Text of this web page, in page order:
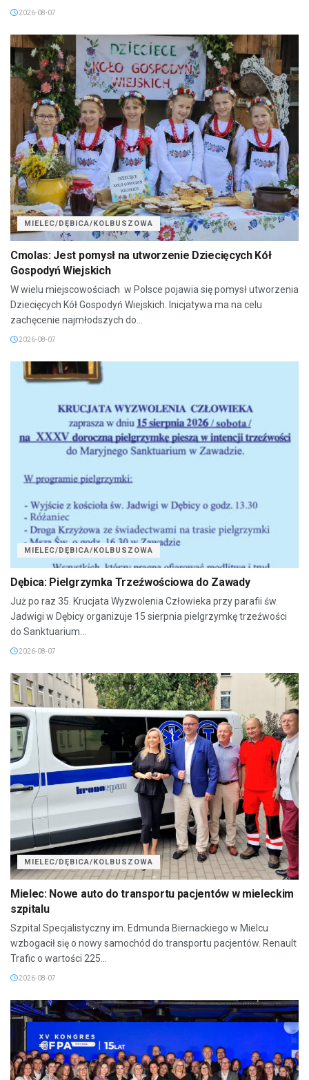
2026-08-07
MIELEC/DĘBICA/KOLBUSZOWA
Cmolas: Jest pomysł na utworzenie Dziecięcych Kół
Gospodyń Wiejskich
W wielu miejscowościach w Polsce pojawia się pomysł utworzenia
Dziecięcych Kół Gospodyń Wiejskich. Inicjatywa ma na celu
zachęcenie najmłodszych do...
2026-08-07
MIELEC/DĘBICA/KOLBUSZOWA
Dębica: Pielgrzymka Trzeźwościowa do Zawady
Już po raz 35. Krucjata Wyzwolenia Człowieka przy parafii św.
Jadwigi w Dębicy organizuje 15 sierpnia pielgrzymkę trzeźwości
do Sanktuarium...
2026-08-07
MIELEC/DĘBICA/KOLBUSZOWA
Mielec: Nowe auto do transportu pacjentów w mieleckim
szpitalu
Szpital Specjalistyczny im. Edmunda Biernackiego w Mielcu
wzbogacił się o nowy samochód do transportu pacjentów. Renault
Trafic o wartości 225...
2026-08-07